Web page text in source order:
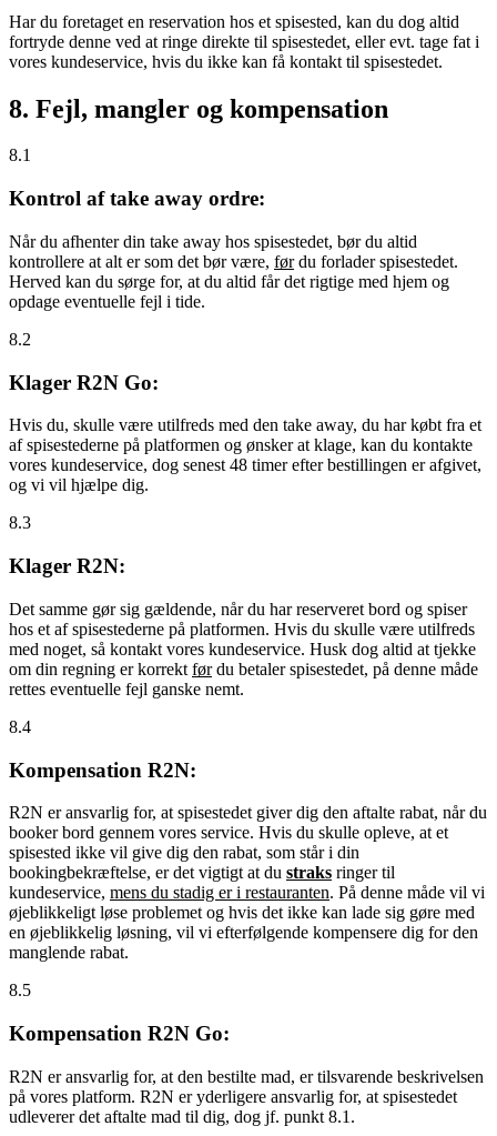
Har du foretaget en reservation hos et spisested, kan du dog altid
fortryde denne ved at ringe direkte til spisestedet, eller evt. tage fat i
vores kundeservice, hvis du ikke kan få kontakt til spisestedet.
8. Fejl, mangler og kompensation
8.1
Kontrol af take away ordre:
Når du afhenter din take away hos spisestedet, bør du altid
kontrollere at alt er som det bør være, førdu forlader spisestedet.
Herved kan du sørge for, at du altid får det rigtige med hjem og
opdage eventuelle fejl i tide.
8.2
Klager R2N Go:
Hvis du, skulle være utilfreds med den take away, du har købt fra et
af spisestederne på platformen og ønsker at klage, kan du kontakte
vores kundeservice, dog senest 48 timer efter bestillingen er afgivet,
og vi vil hjælpe dig.
8.3
Klager R2N:
Det samme gør sig gældende, når du har reserveret bord og spiser
hos et af spisestederne på platformen. Hvis du skulle være utilfreds
med noget, så kontakt vores kundeservice. Husk dog altid at tjekke
om din regning er korrekt førdu betaler spisestedet, på denne måde
rettes eventuelle fejl ganske nemt.
8.4
Kompensation R2N:
R2N er ansvarlig for, at spisestedet giver dig den aftalte rabat, når du
booker bord gennem vores service. Hvis du skulle opleve, at et
spisested ikke vil give dig den rabat, som står i din
bookingbekræftelse, er det vigtigt at du straks ringer til
kundeservice, mens du stadig er i restauranten. På denne måde vil vi
øjeblikkeligt løse problemet og hvis det ikke kan lade sig gøre med
en øjeblikkelig løsning, vil vi efterfølgende kompensere dig for den
manglende rabat.
8.5
Kompensation R2N Go:
R2N er ansvarlig for, at den bestilte mad, er tilsvarende beskrivelsen
på vores platform. R2N er yderligere ansvarlig for, at spisestedet
udleverer det aftalte mad til dig, dog jf. punkt 8.1.